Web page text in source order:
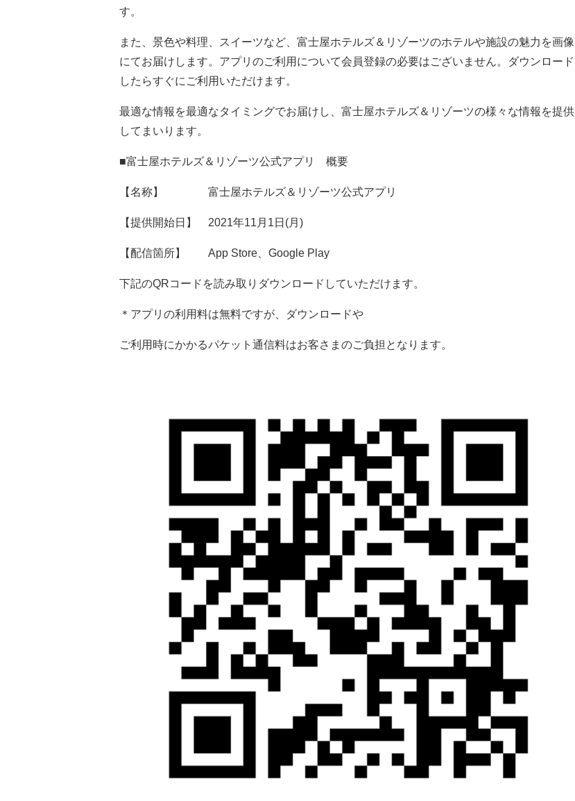
す。
また、景色や料理、スイーツなど、富士屋ホテルズ＆リゾーツのホテルや施設の魅力を画像
にてお届けします。アプリのご利用について会員登録の必要はございません。ダウンロード
したらすぐにご利用いただけます。
最適な情報を最適なタイミングでお届けし、富士屋ホテルズ＆リゾーツの様々な情報を提供
してまいります。
■富士屋ホテルズ＆リゾーツ公式アプリ 概要
【名称】 富士屋ホテルズ＆リゾーツ公式アプリ
【提供開始日】 2021年11月1日(月)
【配信箇所】 App Store、Google Play
下記のQRコードを読み取りダウンロードしていただけます。
＊アプリの利用料は無料ですが、ダウンロードや
ご利用時にかかるパケット通信料はお客さまのご負担となります。